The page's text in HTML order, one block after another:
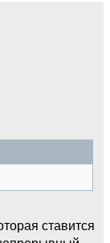
ставится